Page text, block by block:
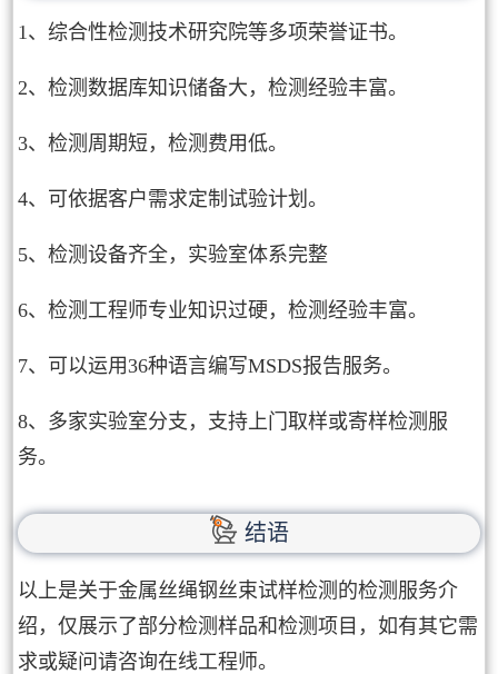
1、综合性检测技术研究院等多项荣誉证书。
2、检测数据库知识储备大，检测经验丰富。
3、检测周期短，检测费用低。
4、可依据客户需求定制试验计划。
5、检测设备齐全，实验室体系完整
6、检测工程师专业知识过硬，检测经验丰富。
7、可以运用36种语言编写MSDS报告服务。
8、多家实验室分支，支持上门取样或寄样检测服
务。
结语
以上是关于金属丝绳钢丝束试样检测的检测服务介
绍，仅展示了部分检测样品和检测项目，如有其它需
求或疑问请咨询在线工程师。